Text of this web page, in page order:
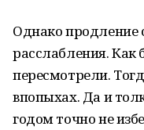
Однако продление
расслабления. Как
пересмотрели.
впопыхах. Да и
годом точно не